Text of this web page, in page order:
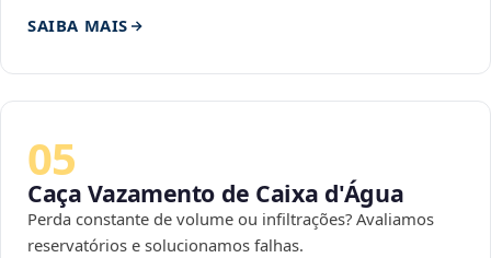
SAIBA MAIS
05
Caça Vazamento de Caixa d'Água
Perda constante de volume ou infiltrações? Avaliamos
reservatórios e solucionamos falhas.